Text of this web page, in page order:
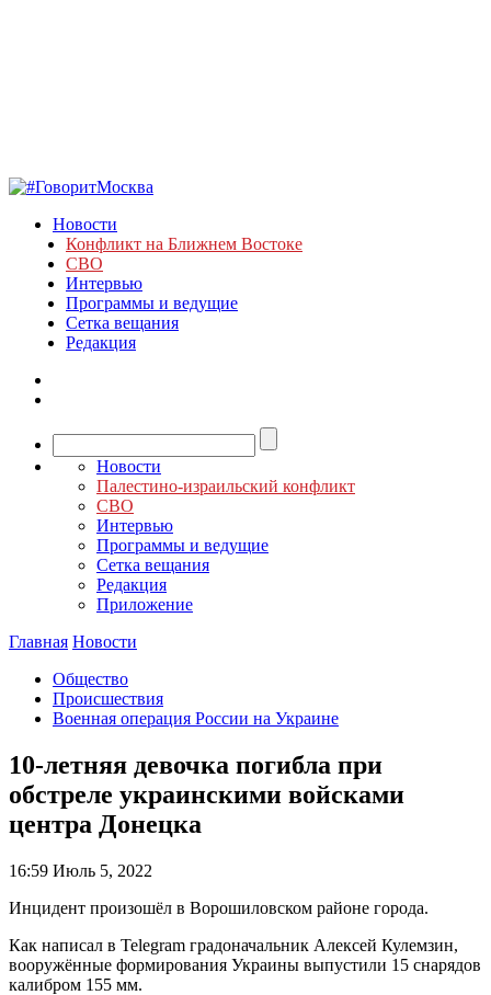
Новости
Конфликт на Ближнем Востоке
СВО
Интервью
Программы и ведущие
Сетка вещания
Редакция
Новости
Палестино-израильский конфликт
СВО
Интервью
Программы и ведущие
Сетка вещания
Редакция
Приложение
Главная Новости
Общество
Происшествия
Военная операция России на Украине
10-летняя девочка погибла при
обстреле украинскими войсками
центра Донецка
16:59 Июль 5, 2022
Инцидент произошёл в Ворошиловском районе города.
Как написал в Telegram градоначальник Алексей Кулемзин,
вооружённые формирования Украины выпустили 15 снарядов
калибром 155 мм.